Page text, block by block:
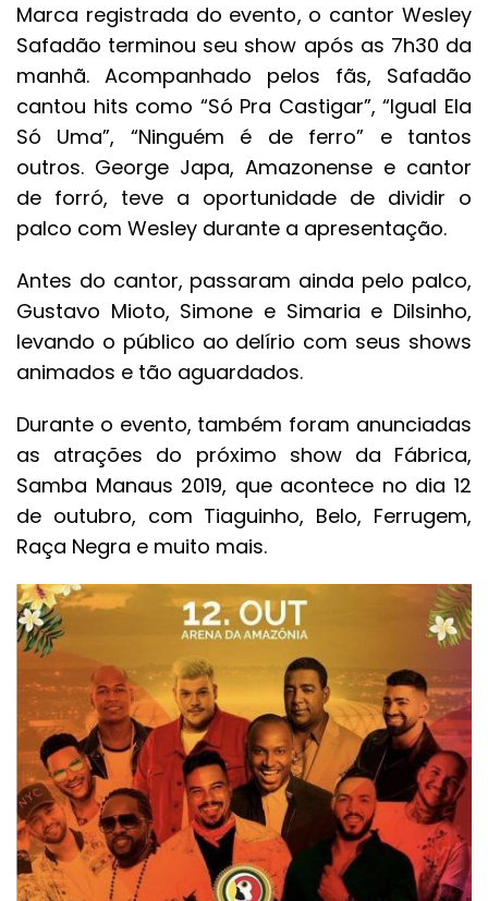
Marca registrada do evento, o cantor Wesley
Safadão terminou seu show após as 7h30 da
manhã. Acompanhado pelos fãs, Safadão
cantou hits como “Só Pra Castigar”, “Igual Ela
Só Uma”, “Ninguém é de ferro” e tantos
outros. George Japa, Amazonense e cantor
de forró, teve a oportunidade de dividir o
palco com Wesley durante a apresentação.
Antes do cantor, passaram ainda pelo palco,
Gustavo Mioto, Simone e Simaria e Dilsinho,
levando o público ao delírio com seus shows
animados e tão aguardados.
Durante o evento, também foram anunciadas
as atrações do próximo show da Fábrica,
Samba Manaus 2019, que acontece no dia 12
de outubro, com Tiaguinho, Belo, Ferrugem,
Raça Negra e muito mais.